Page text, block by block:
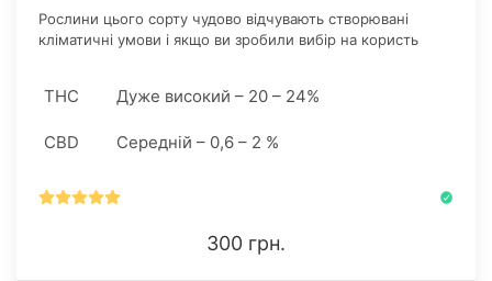
Рослини цього сорту чудово відчувають створювані
кліматичні умови і якщо ви зробили вибір на користь
THC Дуже високий – 20 – 24%
CBD Середній – 0,6 – 2 %
300 грн.